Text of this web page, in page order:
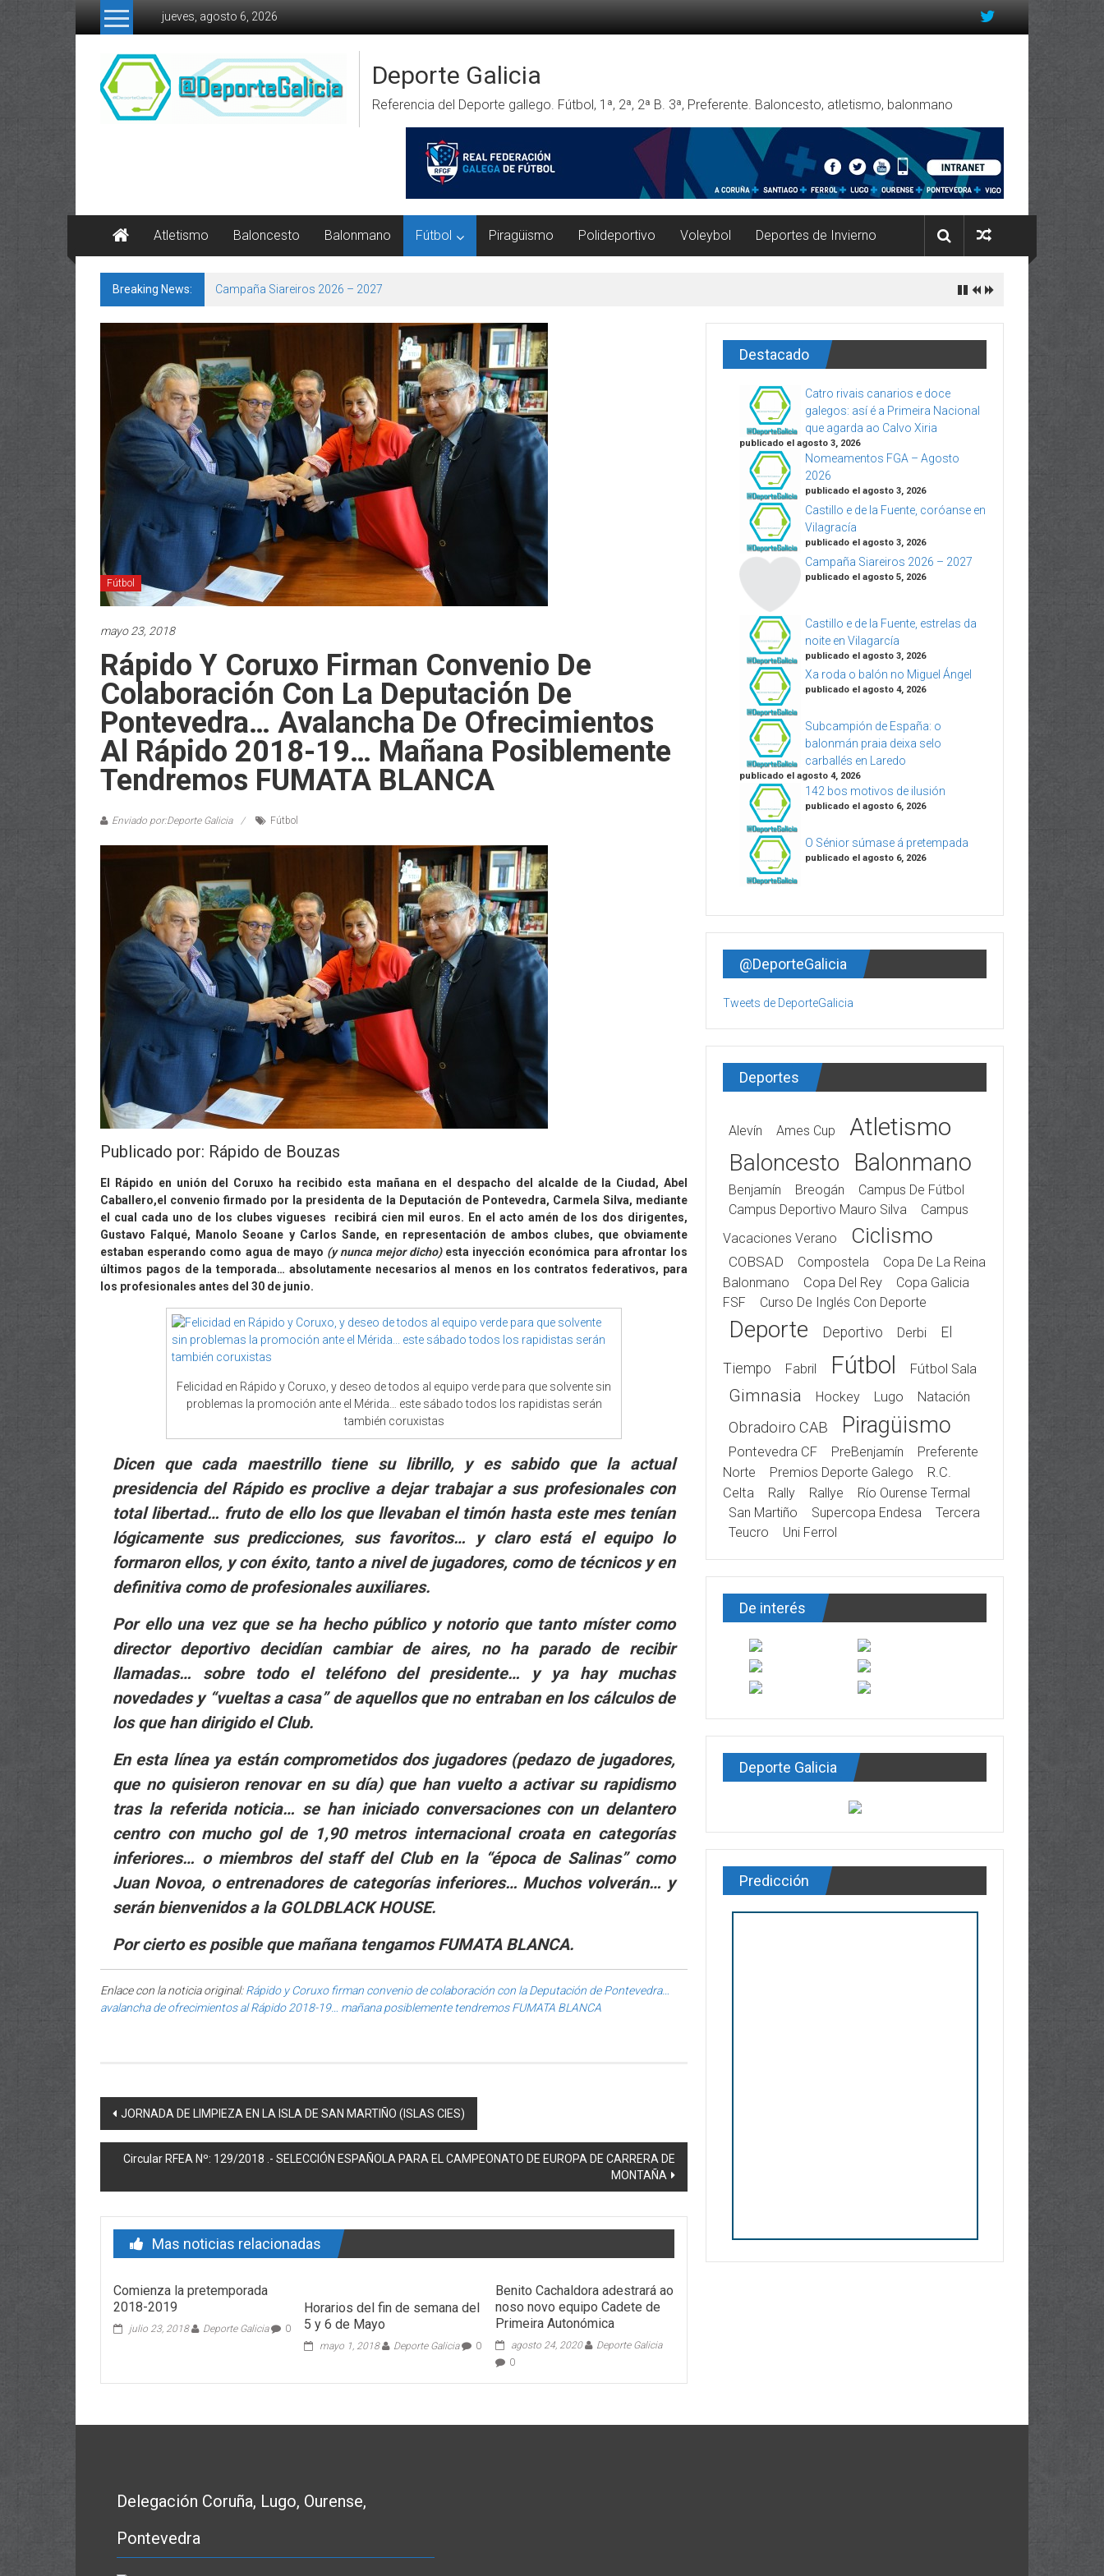
Skip to content
jueves, agosto 6, 2026
Deporte Galicia
Referencia del Deporte gallego. Fútbol, 1ª, 2ª, 2ª B. 3ª, Preferente. Baloncesto, atletismo, balonmano
Atletismo Baloncesto Balonmano Fútbol Piragüismo Polideportivo Voleybol Deportes de Invierno
Breaking News: Campaña Siareiros 2026 – 2027
Fútbol
mayo 23, 2018
Rápido Y Coruxo Firman Convenio De
Colaboración Con La Deputación De
Pontevedra… Avalancha De Ofrecimientos
Al Rápido 2018-19… Mañana Posiblemente
Tendremos FUMATA BLANCA
Enviado por:Deporte Galicia Fútbol
Publicado por: Rápido de Bouzas
El Rápido en unión del Coruxo ha recibido esta mañana en el despacho del alcalde de la Ciudad, Abel
Caballero,el convenio firmado por la presidenta de la Deputación de Pontevedra, Carmela Silva, mediante
el cual cada uno de los clubes vigueses recibirá cien mil euros. En el acto amén de los dos dirigentes,
Gustavo Falqué, Manolo Seoane y Carlos Sande, en representación de ambos clubes, que obviamente
estaban esperando como agua de mayo (y nunca mejor dicho)esta inyección económica para afrontar los
últimos pagos de la temporada… absolutamente necesarios al menos en los contratos federativos, para
los profesionales antes del 30 de junio.
Felicidad en Rápido y Coruxo, y deseo de todos al equipo verde para que solvente sin
problemas la promoción ante el Mérida… este sábado todos los rapidistas serán
también coruxistas
Dicen que cada maestrillo tiene su librillo, y es sabido que la actual
presidencia del Rápido es proclive a dejar trabajar a sus profesionales con
total libertad… fruto de ello los que llevaban el timón hasta este mes tenían
lógicamente sus predicciones, sus favoritos… y claro está el equipo lo
formaron ellos, y con éxito, tanto a nivel de jugadores, como de técnicos y en
definitiva como de profesionales auxiliares.
Por ello una vez que se ha hecho público y notorio que tanto míster como
director deportivo decidían cambiar de aires, no ha parado de recibir
llamadas… sobre todo el teléfono del presidente… y ya hay muchas
novedades y “vueltas a casa” de aquellos que no entraban en los cálculos de
los que han dirigido el Club.
En esta línea ya están comprometidos dos jugadores (pedazo de jugadores,
que no quisieron renovar en su día) que han vuelto a activar su rapidismo
tras la referida noticia… se han iniciado conversaciones con un delantero
centro con mucho gol de 1,90 metros internacional croata en categorías
inferiores… o miembros del staff del Club en la “época de Salinas”como
Juan Novoa, o entrenadores de categorías inferiores… Muchos volverán… y
serán bienvenidos a la GOLDBLACK HOUSE.
Por cierto es posible que mañana tengamos FUMATA BLANCA.
Enlace con la noticia original:Rápido y Coruxo firman convenio de colaboración con la Deputación de Pontevedra…
avalancha de ofrecimientos al Rápido 2018-19… mañana posiblemente tendremos FUMATA BLANCA
Post navigation
JORNADA DE LIMPIEZA EN LA ISLA DE SAN MARTIÑO (ISLAS CIES)
Circular RFEA Nº: 129/2018 .- SELECCIÓN ESPAÑOLA PARA EL CAMPEONATO DE EUROPA DE CARRERA DE
MONTAÑA
Mas noticias relacionadas
Comienza la pretemporada
2018-2019
julio 23, 2018 Deporte Galicia 0
Horarios del fin de semana del
5 y 6 de Mayo
mayo 1, 2018 Deporte Galicia 0
Benito Cachaldora adestrará ao
noso novo equipo Cadete de
Primeira Autonómica
agosto 24, 2020
Deporte Galicia
0
Destacado
Catro rivais canarios e doce
galegos: así é a Primeira Nacional
que agarda ao Calvo Xiria
publicado el agosto 3, 2026
Nomeamentos FGA – Agosto
2026
publicado el agosto 3, 2026
Castillo e de la Fuente, coróanse en
Vilagracía
publicado el agosto 3, 2026
Campaña Siareiros 2026 – 2027
publicado el agosto 5, 2026
Castillo e de la Fuente, estrelas da
noite en Vilagarcía
publicado el agosto 3, 2026
Xa roda o balón no Miguel Ángel
publicado el agosto 4, 2026
Subcampión de España: o
balonmán praia deixa selo
carballés en Laredo
publicado el agosto 4, 2026
142 bos motivos de ilusión
publicado el agosto 6, 2026
O Sénior súmase á pretempada
publicado el agosto 6, 2026
@DeporteGalicia
Tweets de DeporteGalicia
Deportes
Alevín Ames Cup Atletismo
Baloncesto Balonmano
Benjamín Breogán
Campus De Fútbol
Campus Deportivo Mauro Silva
Campus
Vacaciones Verano
Ciclismo
COBSAD Compostela
Copa De La Reina
Balonmano
Copa Del Rey
Copa Galicia
FSF
Curso De Inglés Con Deporte
Deporte Deportivo Derbi El
Tiempo Fabril Fútbol Fútbol Sala
Gimnasia Hockey Lugo Natación
Obradoiro CAB Piragüismo
Pontevedra CF PreBenjamín
Preferente
Norte
Premios Deporte Galego
R.C.
Celta
Rally Rallye
Río Ourense Termal
San Martiño
Supercopa Endesa
Tercera
Teucro
Uni Ferrol
De interés
Deporte Galicia
Predicción
Delegación Coruña, Lugo, Ourense,
Pontevedra